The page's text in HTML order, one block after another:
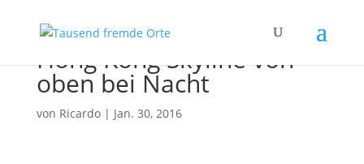
Hong Kong Skyline von
oben bei Nacht
von Ricardo| Jan. 30, 2016